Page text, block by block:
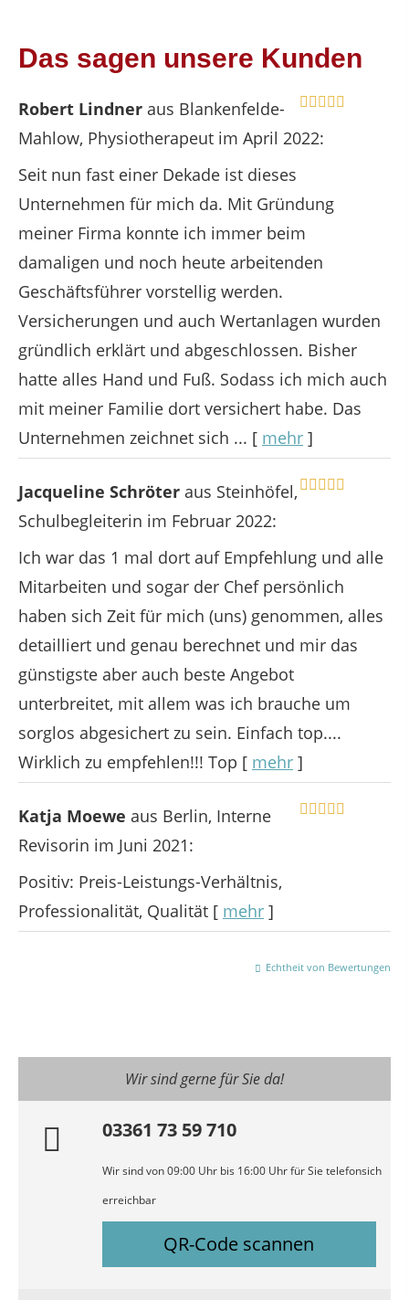
Das sagen unsere Kunden
Robert Lindner aus Blankenfelde-
Mahlow, Physiotherapeut im April 2022:
Seit nun fast einer Dekade ist dieses
Unternehmen für mich da. Mit Gründung
meiner Firma konnte ich immer beim
damaligen und noch heute arbeitenden
Geschäftsführer vorstellig werden.
Versicherungen und auch Wertanlagen wurden
gründlich erklärt und abgeschlossen. Bisher
hatte alles Hand und Fuß. Sodass ich mich auch
mit meiner Familie dort versichert habe. Das
Unternehmen zeichnet sich ... [ mehr ]
Jacqueline Schröter aus Steinhöfel,
Schulbegleiterin im Februar 2022:
Ich war das 1 mal dort auf Empfehlung und alle
Mitarbeiten und sogar der Chef persönlich
haben sich Zeit für mich (uns) genommen, alles
detailliert und genau berechnet und mir das
günstigste aber auch beste Angebot
unterbreitet, mit allem was ich brauche um
sorglos abgesichert zu sein. Einfach top....
Wirklich zu empfehlen!!! Top [ mehr ]
Katja Moewe aus Berlin, Interne
Revisorin im Juni 2021:
Positiv: Preis-Leistungs-Verhältnis,
Professionalität, Qualität [ mehr ]
Echtheit von Bewertungen
Wir sind gerne für Sie da!
03361 73 59 710
Wir sind von 09:00 Uhr bis 16:00 Uhr für Sie telefonsich
erreichbar
QR-Code scannen